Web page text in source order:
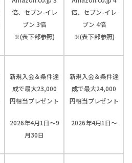
倍、セブン-イレ
ブン 3倍
※(表下部参照)
倍、セブン-イレ
ブン 4倍
※(表下部参照)
新規入会＆条件達
成で最大23,000
円相当プレゼント
2026年4月1日～9
月30日
新規入会＆条件達
成で最大24,000
円相当プレゼント
2026年4月1日～